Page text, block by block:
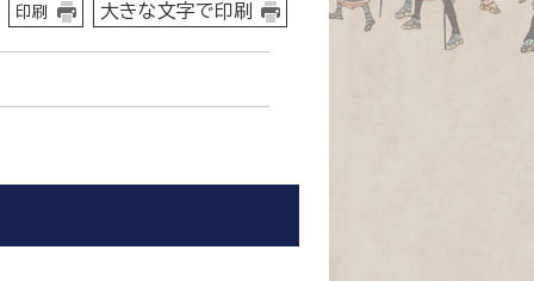
印刷 大きな文字で印刷